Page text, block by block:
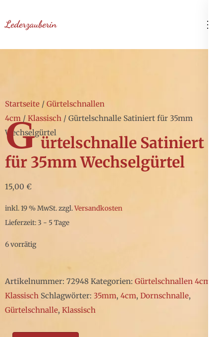
Inhalt
(Enter
Lederzauberin
Startseite / Gürtelschnallen
4cm / Klassisch / Gürtelschnalle Satiniert für 35mm
Wechselgürtel
G ürtelschnalle Satiniert
für 35mm Wechselgürtel
15,00 €
inkl. 19 % MwSt.zzgl.Versandkosten
Lieferzeit: 3 - 5 Tage
6 vorrätig
Artikelnummer: 72948 Kategorien: Gürtelschnallen 4cm
Klassisch Schlagwörter: 35mm, 4cm, Dornschnalle,
Gürtelschnalle, Klassisch